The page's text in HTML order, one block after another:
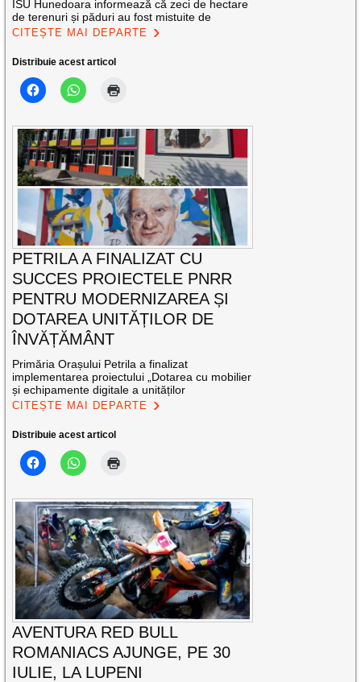
ISU Hunedoara informează că zeci de hectare
de terenuri și păduri au fost mistuite de
CITEȘTE MAI DEPARTE
Distribuie acest articol
PETRILA A FINALIZAT CU
SUCCES PROIECTELE PNRR
PENTRU MODERNIZAREA ȘI
DOTAREA UNITĂȚILOR DE
ÎNVĂȚĂMÂNT
Primăria Orașului Petrila a finalizat
implementarea proiectului „Dotarea cu mobilier
și echipamente digitale a unităților
CITEȘTE MAI DEPARTE
Distribuie acest articol
AVENTURA RED BULL
ROMANIACS AJUNGE, PE 30
IULIE, LA LUPENI